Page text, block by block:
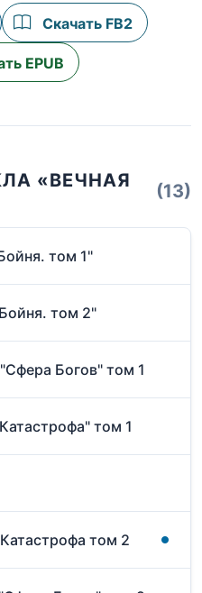
Скачать FB2
EPUB
«ВЕЧНАЯ
(13)
том 1"
том 2"
Богов" том 1
том 1
том 2